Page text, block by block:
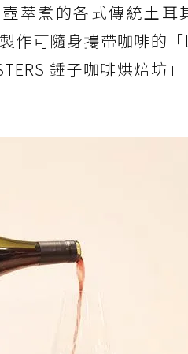
萃煮的各式傳統土耳
作可隨身攜帶咖啡的
錘子咖啡烘焙坊